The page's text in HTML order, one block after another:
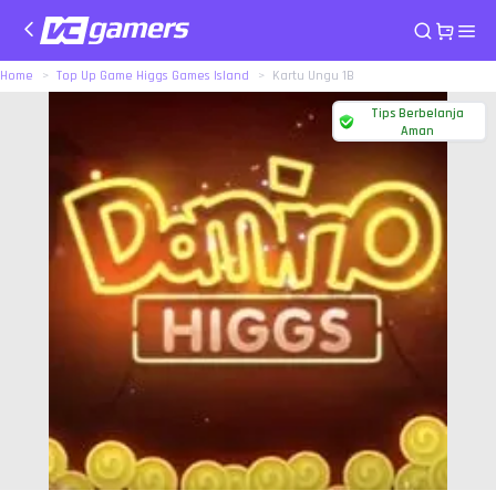
Home Top Up Game Higgs Games Island Kartu Ungu 1B
Tips Berbelanja
Aman